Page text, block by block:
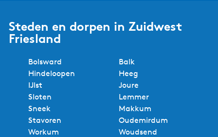
Steden en dorpen in Zuidwest
Friesland
Bolsward
Balk
Hindeloopen
Heeg
IJlst
Joure
Sloten
Lemmer
Sneek
Makkum
Stavoren
Oudemirdum
Workum
Woudsend